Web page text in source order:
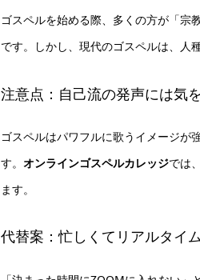
ゴスペルを始める際、多くの方が「宗
です。しかし、現代のゴスペルは、人
注意点：自己流の発声には気
ゴスペルはパワフルに歌うイメージが
す。 オンラインゴスペルカレッジでは
ます。
代替案：忙しくてリアルタイ